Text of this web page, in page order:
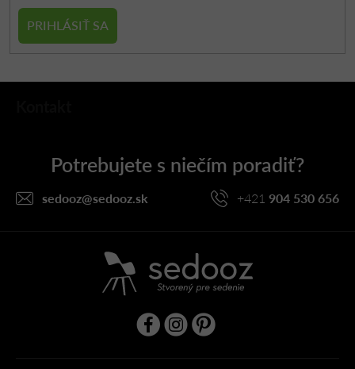
PRIHLÁSIŤ SA
Z
sedooz@sedooz.sk +421 904 530 656